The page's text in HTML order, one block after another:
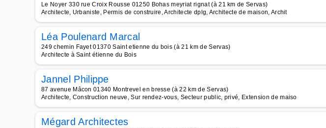
Le Noyer 330 rue Croix Rousse 01250 Bohas meyriat rignat (à 21 km de Servas)
Architecte, Urbaniste, Permis de construire, Architecte dplg, Architecte de maison, Archit
Léa Poulenard Marcal
249 chemin Fayet 01370 Saint etienne du bois (à 21 km de Servas)
Architecte à Saint étienne du Bois
Jannel Philippe
87 avenue Mâcon 01340 Montrevel en bresse (à 22 km de Servas)
Architecte, Construction neuve, Sur rendez-vous, Secteur public, privé, Extension de maiso
Mégard Architectes